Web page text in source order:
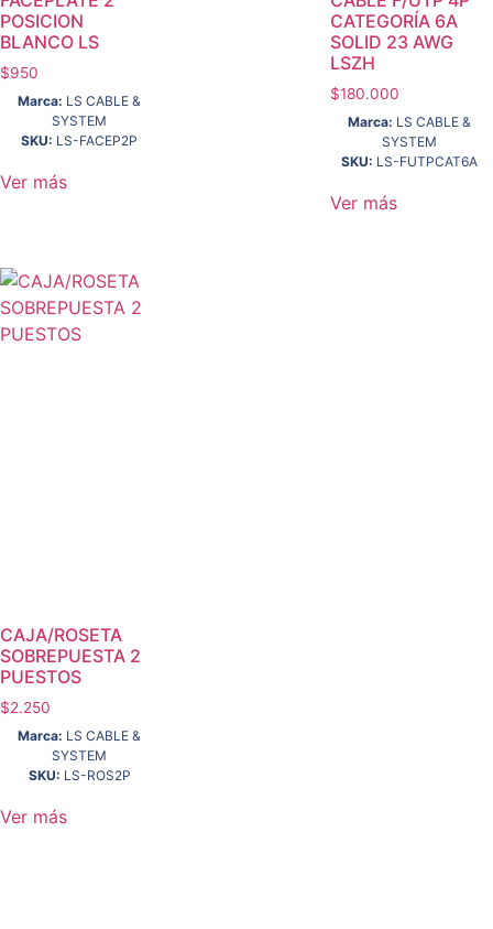
POSICION
BLANCO LS
$950
Marca: LS CABLE &
SYSTEM
SKU: LS-FACEP2P
Ver más
CATEGORÍA 6A
SOLID 23 AWG
LSZH
$180.000
Marca: LS CABLE &
SYSTEM
SKU: LS-FUTPCAT6A
Ver más
CAJA/ROSETA
SOBREPUESTA 2
PUESTOS
$2.250
Marca: LS CABLE &
SYSTEM
SKU: LS-ROS2P
Ver más